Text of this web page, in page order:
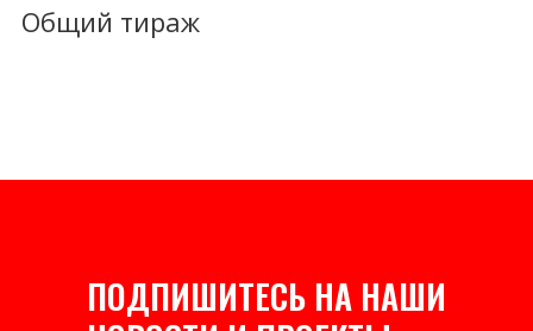
Общий тираж
ПОДПИШИТЕСЬ НА НАШИ